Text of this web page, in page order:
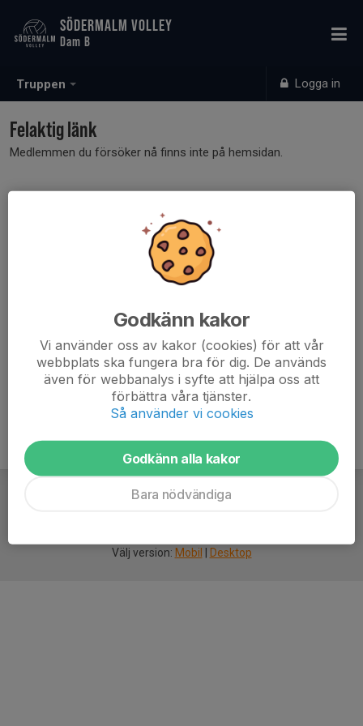
Truppen Logga in
SÖDERMALM VOLLEY
Dam B
Felaktig länk
Medlemmen du försöker nå finns inte på hemsidan.
Välj version: Mobil Desktop
Godkänn kakor
Vi använder oss av kakor (cookies) för att vår
webbplats ska fungera bra för dig. De används
även för webbanalys i syfte att hjälpa oss att
förbättra våra tjänster.
Så använder vi cookies
Godkänn alla kakor
Bara nödvändiga